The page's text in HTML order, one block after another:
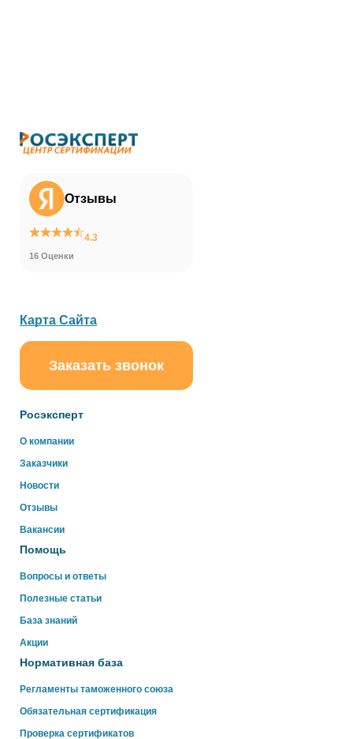
Отзывы
4.3
16 Оценки
Росэксперт
О компании
Заказчики
Новости
Отзывы
Вакансии
Помощь
Вопросы и ответы
Полезные статьи
База знаний
Акции
Нормативная база
Регламенты таможенного союза
Обязательная сертификация
Проверка сертификатов
Карта Сайта
Заказать звонок
online
Здравствуйте!
Свяжитесь с нами через WhatsApp нажав на кнопку